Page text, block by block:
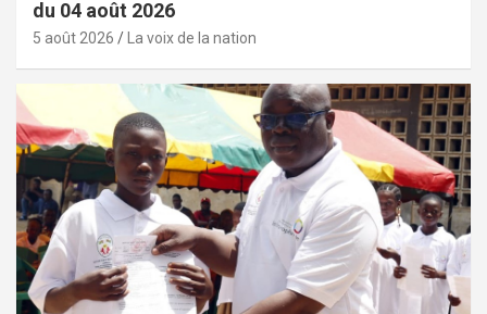
du 04 août 2026
5 août 2026 La voix de la nation